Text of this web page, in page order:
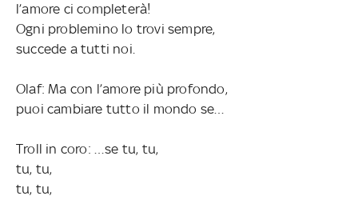
l’amore ci completerà!
Ogni problemino lo trovi sempre,
succede a tutti noi.
Olaf: Ma con l’amore più profondo,
puoi cambiare tutto il mondo se…
Troll in coro: …se tu, tu,
tu, tu,
tu, tu,